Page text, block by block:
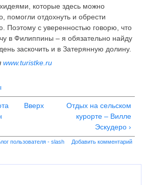
которые здесь можно
помогли отдохнуть и обрести
Поэтому с уверенностью говорю, что
в Филиппины – я обязательно найду
заскочить и в Затерянную долину.
www.turistke.ru
Вверх
Отдых на сельском
курорте – Вилле
Эскудеро ›
пользователя - slash Добавить комментарий